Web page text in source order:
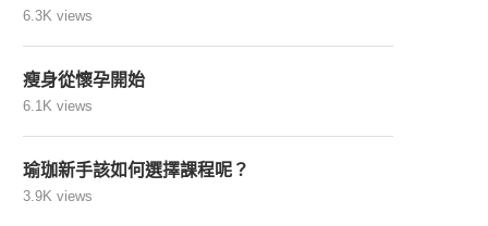
6.3K views
瘦身從懷孕開始
6.1K views
瑜珈新手該如何選擇課程呢？
3.9K views